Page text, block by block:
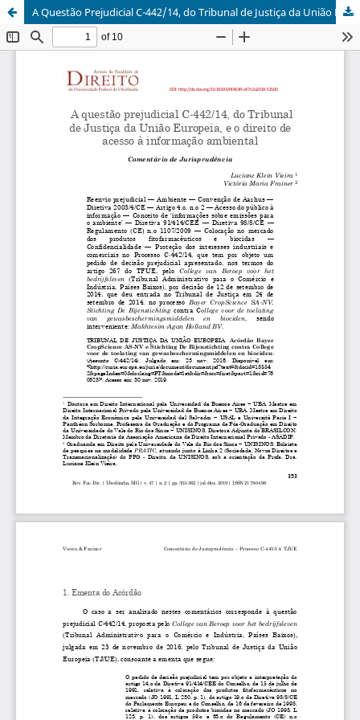
A Questão Prejudicial C-442/14, do Tribunal de Justiça da União Europeia, e o Direito de Acesso à Informação Ambiental